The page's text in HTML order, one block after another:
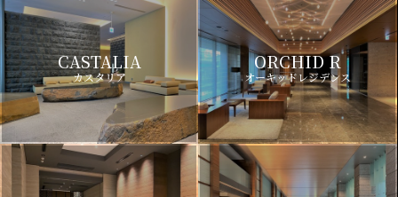
CASTALIA
カスタリア
ORCHID R
オーキッドレジデンス